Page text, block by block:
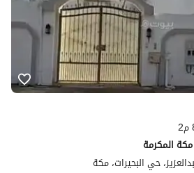
مكة المكرمة
حي البحيرات، مكة